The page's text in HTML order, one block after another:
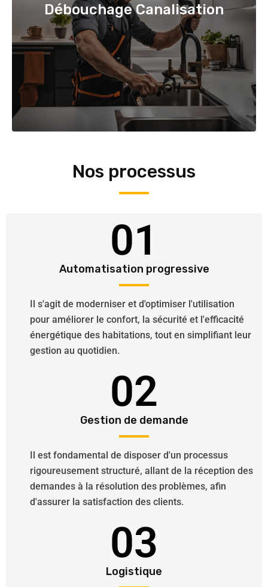
Débouchage Canalisation
Nos processus
01
Automatisation progressive
Il s'agit de moderniser et d'optimiser l'utilisation
pour améliorer le confort, la sécurité et l'efficacité
énergétique des habitations, tout en simplifiant leur
gestion au quotidien.
02
Gestion de demande
Il est fondamental de disposer d'un processus
rigoureusement structuré, allant de la réception des
demandes à la résolution des problèmes, afin
d'assurer la satisfaction des clients.
03
Logistique